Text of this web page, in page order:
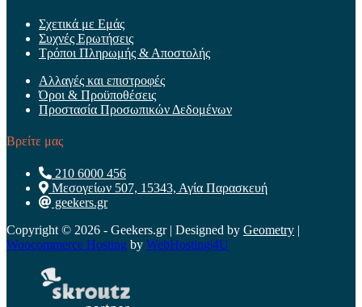
Σχετικά με Εμάς
Συχνές Ερωτήσεις
Τρόποι Πληρωμής & Αποστολής
Αλλαγές και επιστροφές
Όροι & Προϋποθέσεις
Προστασία Προσωπικών Δεδομένων
Βρείτε μας
210 6000 456
Μεσογείων 507, 15343, Αγία Παρασκευή
geekers.gr
Copyright © 2026 - Geekers.gr | Designed by Geometry |
Woocommerce Hosting by WebHosting|4U